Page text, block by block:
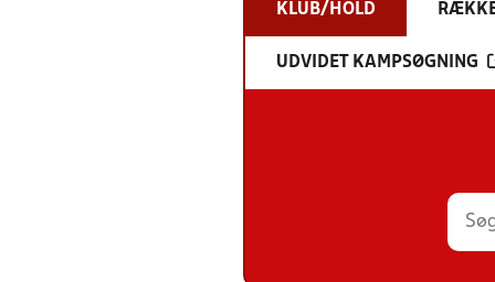
KLUB/HOLD
UDVIDET KAMPSØGNING